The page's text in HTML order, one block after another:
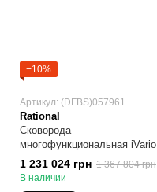
−10%
Артикул: (DFBS)057961
Rational
Сковорода
многофункциональная iVario
Pro XL Rational
1 231 024 грн 1 367 804 грн
В наличии